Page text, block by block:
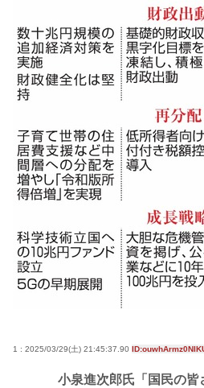
1 : 2025/03/29(土) 21:45:37.90
小泉進次郎氏「国民の皆